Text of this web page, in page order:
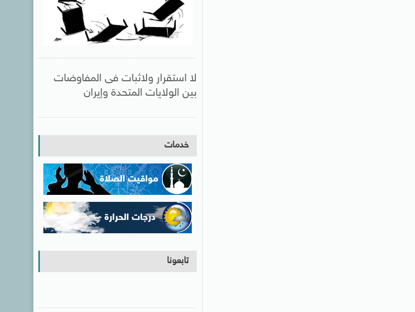
لا استقرار ولاثبات فى المفاوضات
بين الولايات المتحدة وإيران
خدمات
تابعونا